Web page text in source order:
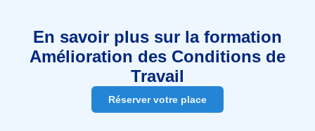
En savoir plus sur la formation
Amélioration des Conditions de
Travail
Réserver votre place